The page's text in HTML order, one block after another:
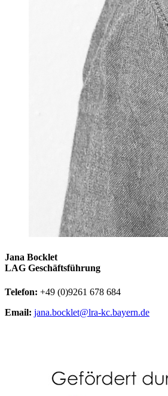
Jana Bocklet
LAG Geschäftsführung
Telefon: +49 (0)9261 678 684
Email: jana.bocklet@lra-kc.bayern.de